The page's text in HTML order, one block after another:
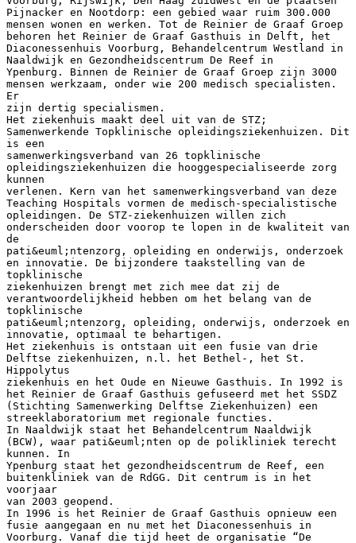
Pijnacker en Nootdorp: een gebied waar ruim 300.000
mensen wonen en werken. Tot de Reinier de Graaf Groep
behoren het Reinier de Graaf Gasthuis in Delft, het
Diaconessenhuis Voorburg, Behandelcentrum Westland in
Naaldwijk en Gezondheidscentrum De Reef in
Ypenburg. Binnen de Reinier de Graaf Groep zijn 3000
mensen werkzaam, onder wie 200 medisch specialisten.
Er
zijn dertig specialismen.
Het ziekenhuis maakt deel uit van de STZ;
Samenwerkende Topklinische opleidingsziekenhuizen. Dit
is een
samenwerkingsverband van 26 topklinische
opleidingsziekenhuizen die hooggespecialiseerde zorg
kunnen
verlenen. Kern van het samenwerkingsverband van deze
Teaching Hospitals vormen de medisch-specialistische
opleidingen. De STZ-ziekenhuizen willen zich
onderscheiden door voorop te lopen in de kwaliteit van
de
pati&euml;ntenzorg, opleiding en onderwijs, onderzoek
en innovatie. De bijzondere taakstelling van de
topklinische
ziekenhuizen brengt met zich mee dat zij de
verantwoordelijkheid hebben om het belang van de
topklinische
pati&euml;ntenzorg, opleiding, onderwijs, onderzoek en
innovatie, optimaal te behartigen.
Het ziekenhuis is ontstaan uit een fusie van drie
Delftse ziekenhuizen, n.l. het Bethel-, het St.
Hippolytus
ziekenhuis en het Oude en Nieuwe Gasthuis. In 1992 is
het Reinier de Graaf Gasthuis gefuseerd met het SSDZ
(Stichting Samenwerking Delftse Ziekenhuizen) een
streeklaboratorium met regionale functies.
In Naaldwijk staat het Behandelcentrum Naaldwijk
(BCW), waar pati&euml;nten op de polikliniek terecht
kunnen. In
Ypenburg staat het gezondheidscentrum de Reef, een
buitenkliniek van de RdGG. Dit centrum is in het
voorjaar
van 2003 geopend.
In 1996 is het Reinier de Graaf Gasthuis opnieuw een
fusie aangegaan en nu met het Diaconessenhuis in
Voorburg. Vanaf die tijd heet de organisatie “De